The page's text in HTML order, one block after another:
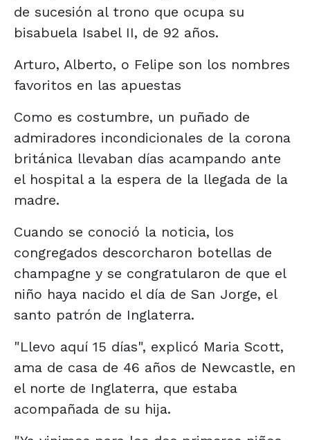
de sucesión al trono que ocupa su
bisabuela Isabel II, de 92 años.
Arturo, Alberto, o Felipe son los nombres
favoritos en las apuestas
Como es costumbre, un puñado de
admiradores incondicionales de la corona
británica llevaban días acampando ante
el hospital a la espera de la llegada de la
madre.
Cuando se conoció la noticia, los
congregados descorcharon botellas de
champagne y se congratularon de que el
niño haya nacido el día de San Jorge, el
santo patrón de Inglaterra.
"Llevo aquí 15 días", explicó Maria Scott,
ama de casa de 46 años de Newcastle, en
el norte de Inglaterra, que estaba
acompañada de su hija.